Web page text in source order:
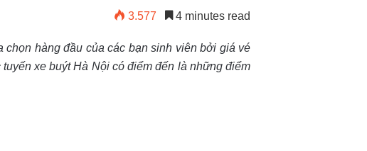
3.577 4 minutes read
hàng đầu của các bạn sinh viên bởi giá vé
xe buýt Hà Nội có điểm đến là những điểm